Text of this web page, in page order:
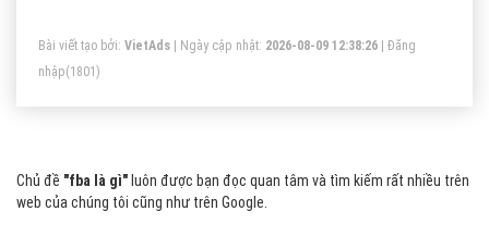
Bài viết tạo bởi: VietAds | Ngày cập nhật: 2026-08-09 12:38:26
Đăng
nhập(1801)
Chủ đề "fba là gì" luôn được bạn đọc quan tâm và tìm kiếm rất nhiều trên
web của chúng tôi cũng như trên Google.